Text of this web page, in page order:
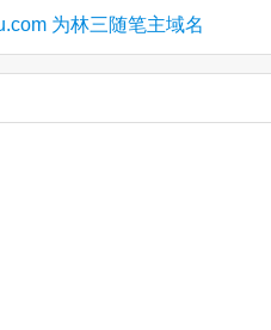
为林三随笔主域名